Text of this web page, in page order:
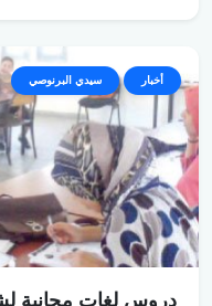
أخبار سيدي البرنوصي
دروس لغات مجانية